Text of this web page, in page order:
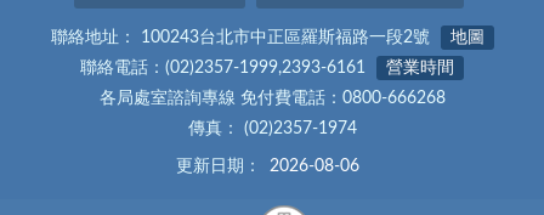
聯絡地址： 100243台北市中正區羅斯福路一段2號
地圖
聯絡電話：(02)2357-1999,2393-6161
營業時間
各局處室諮詢專線 免付費電話：0800-666268
傳真： (02)2357-1974
更新日期： 2026-08-06